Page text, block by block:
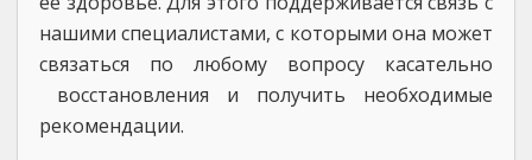
нашими специалистами, с которыми она может
связаться по любому вопросу касательно
восстановления и получить необходимые
рекомендации.